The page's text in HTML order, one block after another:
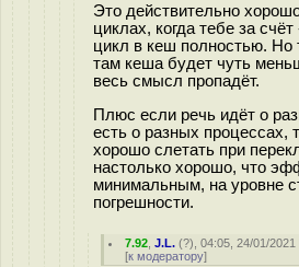
Это действительно
циклах, когда тебе за
цикл в кеш полностью.
там кеша будет чуть
весь смысл пропадёт.
Плюс если речь идёт о
есть о разных процессах,
хорошо слетать при
настолько хорошо, что
минимальным, на уровне
погрешности.
7.92 ,J.L. (?), 04:05, 24/01/2021
[к модератору]